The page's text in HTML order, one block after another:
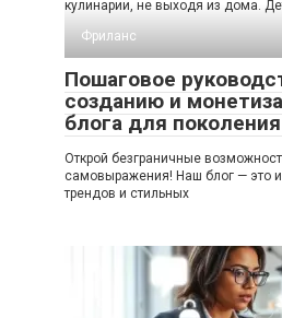
кулинарии, не выходя из дома.
Фриланс
Пошаговое
созданию и
блога для
Открой безграничные
самовыражения! Наш блог — это
трендов и стильных